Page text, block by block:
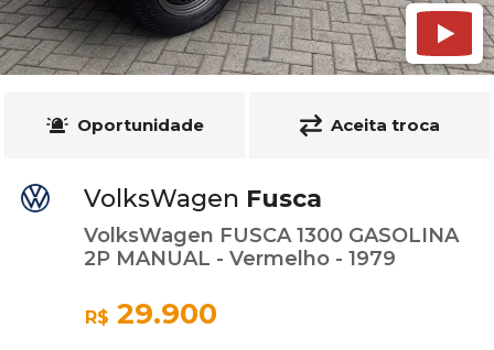
Oportunidade Aceita troca
VolksWagen Fusca
VolksWagen FUSCA 1300 GASOLINA
2P MANUAL - Vermelho - 1979
R$ 29.900